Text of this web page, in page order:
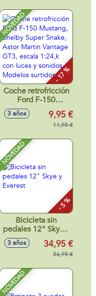
NOVEDAD
- 17 %
Coche retrofricción
Ford F-150
Mustang, Shelby
Super Snake, Astor
Martin Vantage
con luces y sonidos
- Modelos surtidos
3 años 9,95 €
11,95 €
NOVEDAD
- 5 %
Bicicleta sin
pedales 12" Skye y
Everest
3 años 34,95 €
36,95 €
NOVEDAD